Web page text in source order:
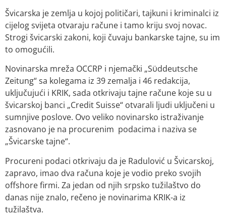
Švicarska je zemlja u kojoj političari, tajkuni i kriminalci iz
cijelog svijeta otvaraju račune i tamo kriju svoj novac.
Strogi švicarski zakoni, koji čuvaju bankarske tajne, su im
to omogućili.
Novinarska mreža OCCRP i njemački „Sϋddeutsche
Zeitung“ sa kolegama iz 39 zemalja i 46 redakcija,
uključujući i KRIK, sada otkrivaju tajne račune koje su u
švicarskoj banci „Credit Suisse“ otvarali ljudi uključeni u
sumnjive poslove. Ovo veliko novinarsko istraživanje
zasnovano je na procurenim podacima i naziva se
„Švicarske tajne“.
Procureni podaci otkrivaju da je Radulović u Švicarskoj,
zapravo, imao dva računa koje je vodio preko svojih
offshore firmi. Za jedan od njih srpsko tužilaštvo do
danas nije znalo, rečeno je novinarima KRIK-a iz
tužilaštva.